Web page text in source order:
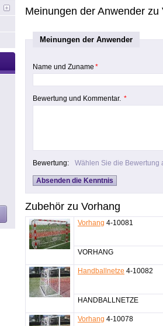
Meinungen der Anwender zu
Meinungen der Anwender
Name und Zuname *
Bewertung und Kommentar. *
Bewertung: Wählen Sie die Bewertung
Zubehör zu Vorhang
Vorhang 4-10081
VORHANG
Handballnetze 4-10082
HANDBALLNETZE
Vorhang 4-10078